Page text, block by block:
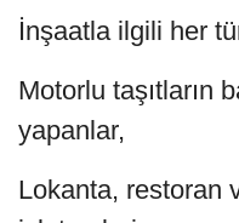
İnşaatla ilgili her
Motorlu taşıtların
yapanlar,
Lokanta, restoran